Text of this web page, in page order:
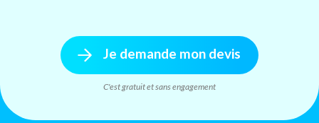
Je demande mon devis
C'est gratuit et sans engagement